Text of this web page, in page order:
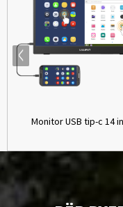
Monitor USB tip-c 14